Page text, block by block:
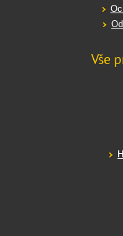
Vše